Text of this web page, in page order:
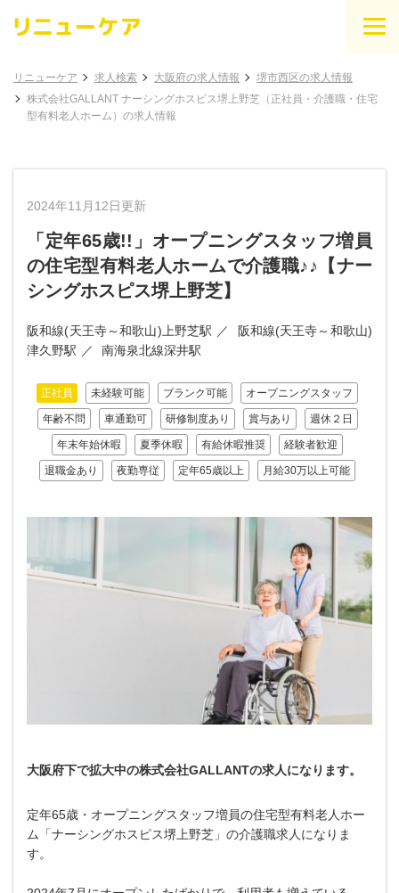
リニューケア 求人検索 大阪府の求人情報
堺市西区の求人情報
株式会社GALLANT ナーシングホスピス堺上野芝（正社員・介護職・住宅
型有料老人ホーム）の求人情報
2024年11月12日更新
「定年65歳!!」オープニングスタッフ増員
の住宅型有料老人ホームで介護職♪♪【ナー
シングホスピス堺上野芝】
阪和線(天王寺～和歌山)上野芝駅
阪和線(天王寺～和歌山)
津久野駅
南海泉北線深井駅
正社員 未経験可能 ブランク可能 オープニングスタッフ
年齢不問 車通勤可 研修制度あり 賞与あり 週休２日
年末年始休暇 夏季休暇 有給休暇推奨 経験者歓迎
退職金あり 夜勤専従 定年65歳以上 月給30万以上可能
大阪府下で拡大中の株式会社GALLANTの求人になります。
定年65歳・オープニングスタッフ増員の住宅型有料老人ホー
ム「ナーシングホスピス堺上野芝」の介護職求人になりま
す。